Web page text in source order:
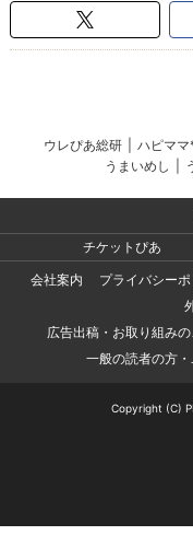
ウレぴあ総研 ハピマ
うまいめし
チケットぴあ
会社案内
プライバシー
広告出稿・お取り組み
一般の読者の方
Copyright (C)